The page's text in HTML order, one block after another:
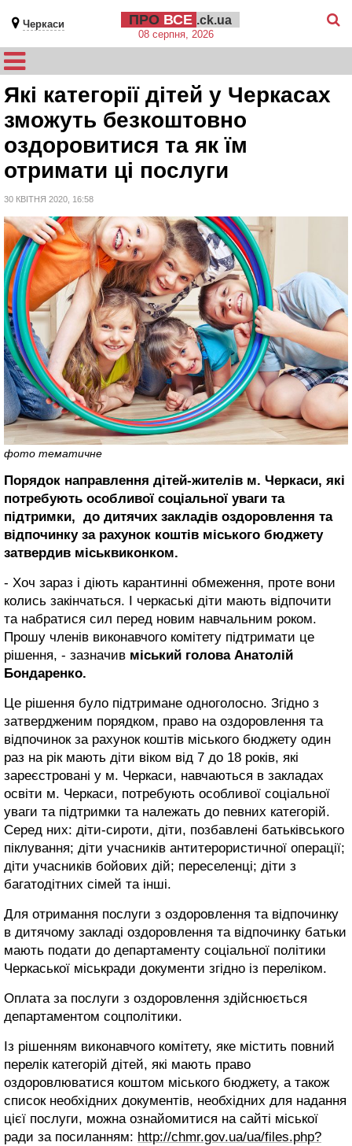
Черкаси ПРО ВСЕ .ck.ua
08 серпня, 2026
Які категорії дітей у Черкасах
зможуть безкоштовно
оздоровитися та як їм
отримати ці послуги
30 КВІТНЯ 2020, 16:58
фото тематичне
Порядок направлення дітей-жителів м. Черкаси, які
потребують особливої соціальної уваги та
підтримки, до дитячих закладів оздоровлення та
відпочинку за рахунок коштів міського бюджету
затвердив міськвиконком.
- Хоч зараз і діють карантинні обмеження, проте вони
колись закінчаться. І черкаські діти мають відпочити
та набратися сил перед новим навчальним роком.
Прошу членів виконавчого комітету підтримати це
рішення, - зазначив міський голова Анатолій
Бондаренко.
Це рішення було підтримане одноголосно. Згідно з
затвердженим порядком, право на оздоровлення та
відпочинок за рахунок коштів міського бюджету один
раз на рік мають діти віком від 7 до 18 років, які
зареєстровані у м. Черкаси, навчаються в закладах
освіти м. Черкаси, потребують особливої соціальної
уваги та підтримки та належать до певних категорій.
Серед них: діти-сироти, діти, позбавлені батьківського
піклування; діти учасників антитерористичної операції;
діти учасників бойових дій; переселенці; діти з
багатодітних сімей та інші.
Для отримання послуги з оздоровлення та відпочинку
в дитячому закладі оздоровлення та відпочинку батьки
мають подати до департаменту соціальної політики
Черкаської міськради документи згідно із переліком.
Оплата за послуги з оздоровлення здійснюється
департаментом соцполітики.
Із рішенням виконавчого комітету, яке містить повний
перелік категорій дітей, які мають право
оздоровлюватися коштом міського бюджету, а також
список необхідних документів, необхідних для надання
цієї послуги, можна ознайомитися на сайті міської
ради за посиланням: http://chmr.gov.ua/ua/files.php?